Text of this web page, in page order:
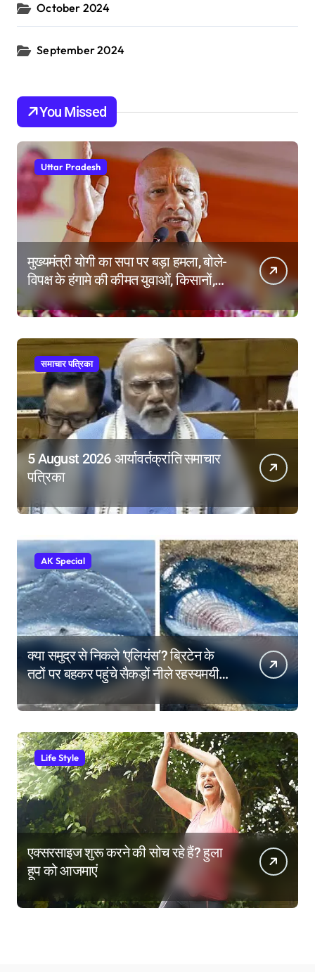
October 2024
September 2024
You Missed
Uttar Pradesh
मुख्यमंत्री योगी का सपा पर बड़ा हमला, बोले-
विपक्ष के हंगामे की कीमत युवाओं, किसानों,
महिलाओं और गरीबों ने चुकाई
समाचार पत्रिका
5 August 2026 आर्यावर्तक्रांति समाचार
पत्रिका
AK Special
क्या समुद्र से निकले ‘एलियंस’? ब्रिटेन के
तटों पर बहकर पहुंचे सैकड़ों नीले रहस्यमयी
Life Style
एक्सरसाइज शुरू करने की सोच रहे हैं? हुला
हूप को आजमाएं